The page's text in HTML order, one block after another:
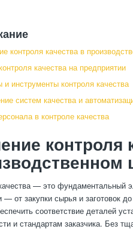
контроля качества в
качества на предприятии
инструменты контроля качества
систем качества и
в контроле качества
контроля
— это фундаментальный
— от закупки сырья и заготовок
соответствие деталей
и стандартам заказчика. Без